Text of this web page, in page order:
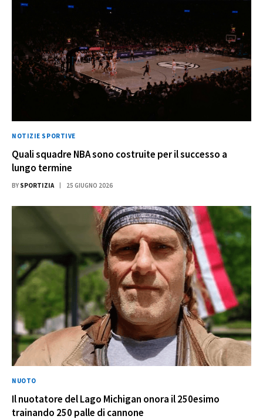
NOTIZIE SPORTIVE
Quali squadre NBA sono costruite per il successo a
lungo termine
BY SPORTIZIA 25 GIUGNO 2026
NUOTO
Il nuotatore del Lago Michigan onora il 250esimo
trainando 250 palle di cannone